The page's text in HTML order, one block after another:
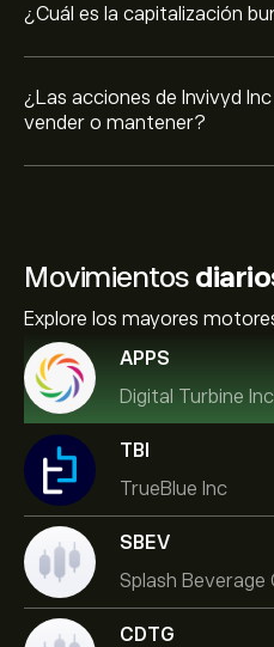
¿Cuál es la capitalización
¿Las acciones de Invivyd
vender o mantener?
Movimientos
Explore los mayores
APPS
Digital Turbine Inc
TBI
TrueBlue Inc
SBEV
Splash Beverage
CDTG